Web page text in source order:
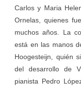
Carlos y Maria
Ornelas, quienes
muchos años. La
está en las manos
Hoogesteijn, quién
del desarrollo de
pianista Pedro